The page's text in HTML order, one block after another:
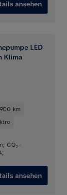
ansehen
LED
Klima
km
; CO2-
;
ansehen